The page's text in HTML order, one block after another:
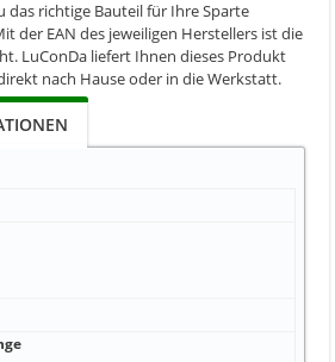
das richtige Bauteil für Ihre Sparte
der EAN des jeweiligen Herstellers ist die
LuConDa liefert Ihnen dieses Produkt
nach Hause oder in die Werkstatt.